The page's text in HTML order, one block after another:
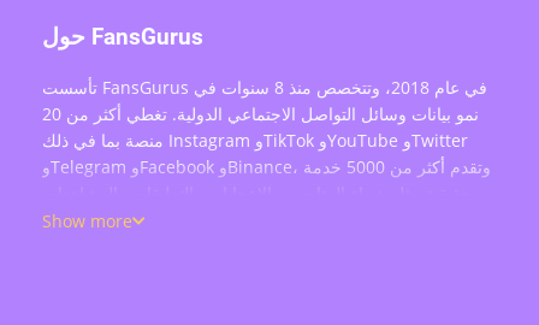
حول FansGurus
تأسست FansGurus في عام 2018، وتتخصص منذ 8 سنوات في
نمو بيانات وسائل التواصل الاجتماعي الدولية. تغطي أكثر من 20
منصة بما في ذلك Instagram وTikTok وYouTube وTwitter
وTelegram وFacebook وBinance، وتقدم أكثر من 5000 خدمة
وإعادة التغريد وتفاعل البث المباشر — بخدمة أكثر من 200 ألف
Show more